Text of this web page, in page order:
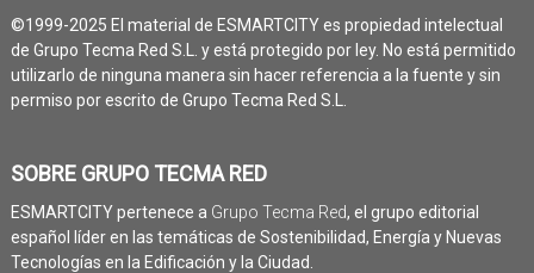
©1999-2025 El material de ESMARTCITY es propiedad intelectual
de Grupo Tecma Red S.L. y está protegido por ley. No está permitido
utilizarlo de ninguna manera sin hacer referencia a la fuente y sin
permiso por escrito de Grupo Tecma Red S.L.
SOBRE GRUPO TECMA RED
ESMARTCITY pertenece a Grupo Tecma Red, el grupo editorial
español líder en las temáticas de Sostenibilidad, Energía y Nuevas
Tecnologías en la Edificación y la Ciudad.